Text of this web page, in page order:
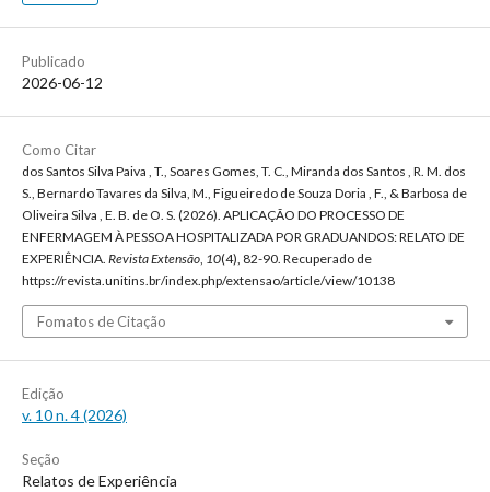
Publicado
2026-06-12
Como Citar
dos Santos Silva Paiva , T., Soares Gomes, T. C., Miranda dos Santos , R. M. dos
S., Bernardo Tavares da Silva, M., Figueiredo de Souza Doria , F., & Barbosa de
Oliveira Silva , E. B. de O. S. (2026). APLICAÇÃO DO PROCESSO DE
ENFERMAGEM À PESSOA HOSPITALIZADA POR GRADUANDOS: RELATO DE
EXPERIÊNCIA. Revista Extensão, 10(4), 82-90. Recuperado de
https://revista.unitins.br/index.php/extensao/article/view/10138
Fomatos de Citação
Edição
v. 10 n. 4 (2026)
Seção
Relatos de Experiência